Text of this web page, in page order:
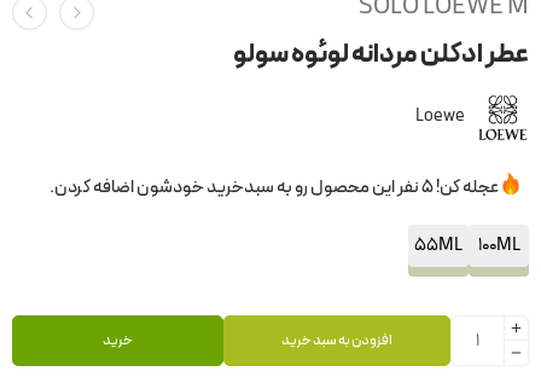
عطر ادکلن مردانه لوئوه سولو
Loewe
عجله کن! 5 نفر این محصول رو به سبدخرید خودشون اضافه کردن.
100ML
55ML
افزودن به سبد خرید خرید